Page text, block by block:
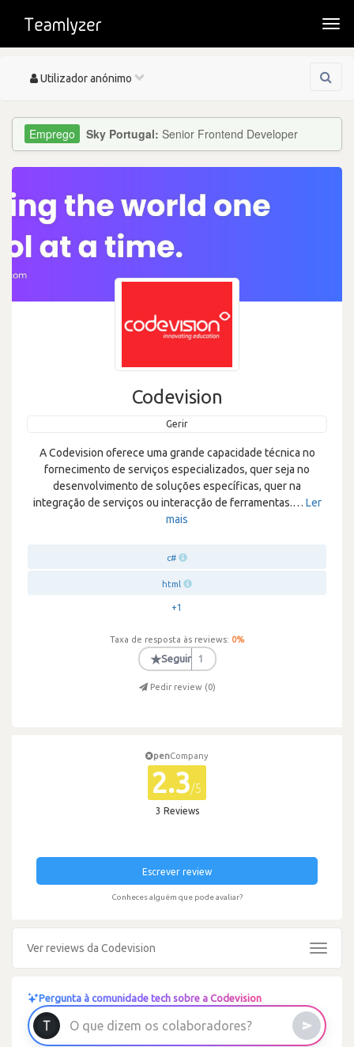
Toggle
Utilizador anónimo
Sky Portugal: Senior Frontend Developer
Codevision
Gerir
A Codevision oferece uma grande capacidade técnica no
fornecimento de serviços especializados, quer seja no
desenvolvimento de soluções específicas, quer na
integração de serviços ou interacção de ferramentas.… Ler
mais
c#
html
+1
Taxa de resposta às reviews: 0%
★Seguir 1
Pedir review (0)
penCompany
2.3/5
3 Reviews
Escrever review
Conheces alguém que pode avaliar?
Ver reviews da Codevision
Toggle
Pergunta à comunidade tech sobre a Codevision
O que d izem os colaborad ores?